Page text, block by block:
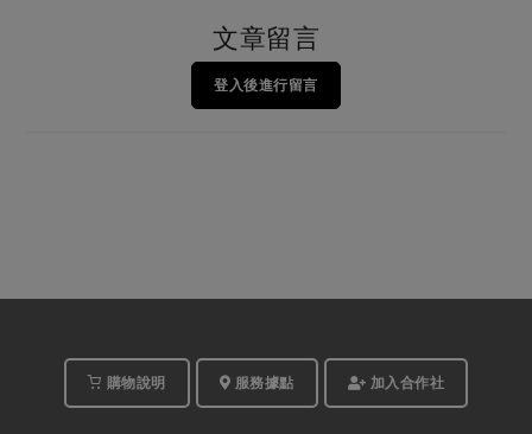
文章留言
登入後進行留言
購物說明 服務據點 加入合作社